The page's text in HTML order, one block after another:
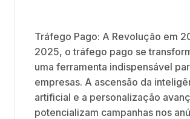
Tráfego Pago: A Revolução em
2025, o tráfego pago se
uma ferramenta indispensável
empresas. A ascensão da
artificial e a personalização
potencializam campanhas nos